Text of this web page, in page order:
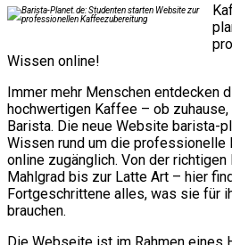
Wissen online!
Immer mehr Menschen entdecken
hochwertigen Kaffee – ob
Barista. Die neue Website barista-
Wissen rund um die
online zugänglich. Von der
Mahlgrad bis zur Latte Art – hier
Fortgeschrittene alles, was sie für
brauchen.